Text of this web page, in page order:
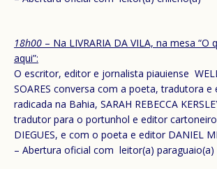
18h00 – Na LIVRARIA DA VILA, na mesa “O
aqui”:
O escritor, editor e jornalista piauiense
SOARES conversa com a poeta, tradutora e
radicada na Bahia, SARAH REBECCA
tradutor para o portunhol e editor cartoneiro
DIEGUES, e com o poeta e editor DANIEL
– Abertura oficial com leitor(a) paraguaio(a)